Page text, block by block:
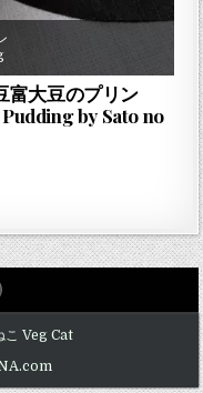
富大豆のプリン
by Sato no
Us
Veg Cat